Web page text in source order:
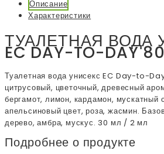
Описание
Характеристики
ТУАЛЕТНАЯ ВОДА
EC DAY-TO-DAY
Туалетная вода унисекс EC Day-to-
цитрусовый, цветочный, древесный
бергамот, лимон, кардамон, мускатный
апельсиновый цвет, роза, жасмин.
дерево, амбра, мускус. 30 мл / 2 мл
Подробнее о продукте